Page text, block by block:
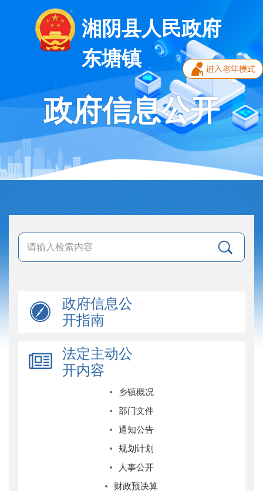
湘阴县人民政府
东塘镇
政府信息公开
政府信息公
开指南
法定主动公
开内容
乡镇概况
部门文件
通知公告
规划计划
人事公开
财政预决算